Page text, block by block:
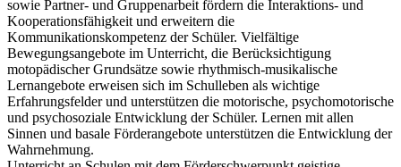
sowie Partner- und Gruppenarbeit fördern die Interaktions- und
Kooperationsfähigkeit und erweitern die
Kommunikationskompetenz der Schüler. Vielfältige
Bewegungsangebote im Unterricht, die Berücksichtigung
motopädischer Grundsätze sowie rhythmisch-musikalische
Lernangebote erweisen sich im Schulleben als wichtige
Erfahrungsfelder und unterstützen die motorische, psychomotorische
und psychosoziale Entwicklung der Schüler. Lernen mit allen
Sinnen und basale Förderangebote unterstützen die Entwicklung der
Wahrnehmung.